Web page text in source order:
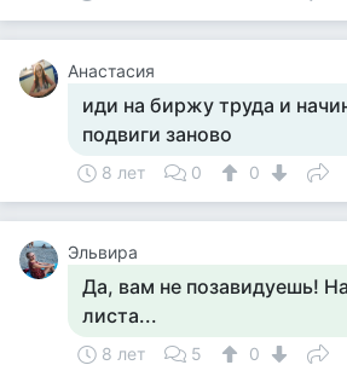
Анастасия
иди на биржу труда и
подвиги заново
8 лет 0 0
Эльвира
Да, вам не позавидуешь!
листа...
8 лет 5
0